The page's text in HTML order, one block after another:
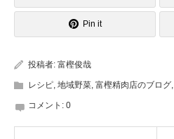
Pin it
投稿者: 富樫俊哉
レシピ, 地域野菜, 富樫精肉店のブログ,
コメント: 0